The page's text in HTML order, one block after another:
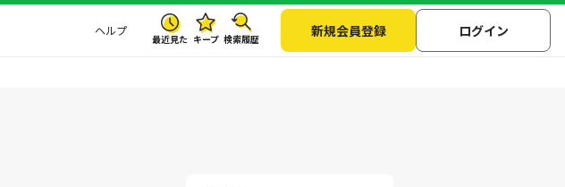
ヘルプ
最近見た キープ 検索履歴 新規会員登録 ログイン